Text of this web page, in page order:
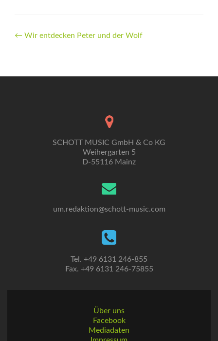
Beitrags-
← Wir entdecken Peter und der Wolf
SCHOTT MUSIC GmbH & Co KG
Weihergarten 5
D-55116 Mainz
um.redaktion@schott-music.com
Tel. +49 6131 246-855
Fax. +49 6131 246-75855
Über uns
Facebook
Mediadaten